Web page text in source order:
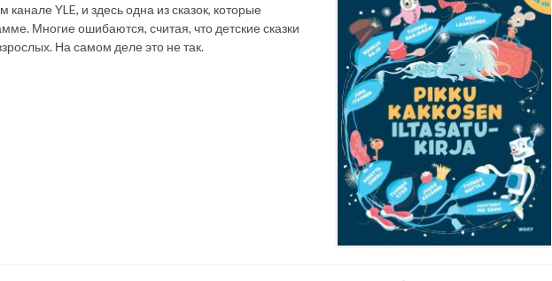
YLE, и здесь одна из сказок, которые
Многие ошибаются, считая, что детские сказки
На самом деле это не так.